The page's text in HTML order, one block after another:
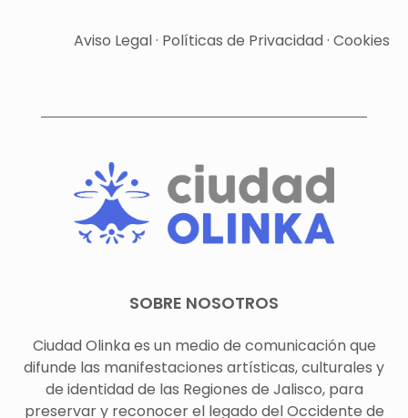
Aviso Legal· Políticas de Privacidad· Cookies
SOBRE NOSOTROS
Ciudad Olinka es un medio de comunicación que
difunde las manifestaciones artísticas, culturales y
de identidad de las Regiones de Jalisco, para
preservar y reconocer el legado del Occidente de